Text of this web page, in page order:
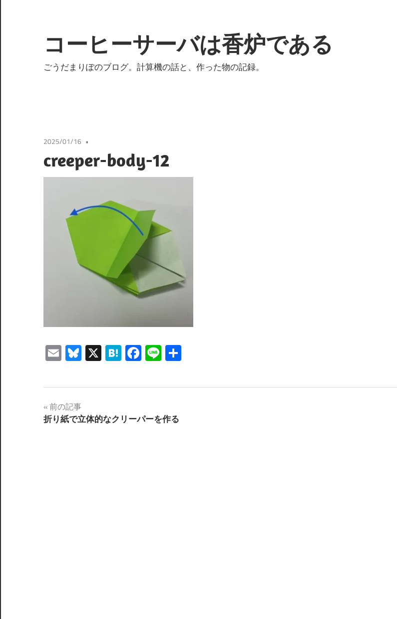
テ
ン
ツ
プ
コーヒーサーバは香炉である
ごうだまりぽのブログ。計算機の話と、作った物の記録。
2025/01/16
creeper-body-12
EmailBluesky
X Hatena
Facebook
Line
投
稿
前の記事
折り紙で立体的なクリーパーを作る